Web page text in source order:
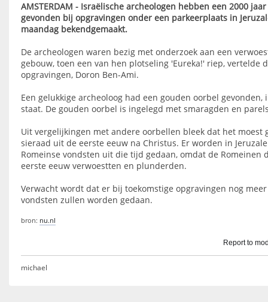
AMSTERDAM - Israëlische archeologen hebben een 2000
gevonden bij opgravingen onder een parkeerplaats in
maandag bekendgemaakt.
De archeologen waren bezig met onderzoek aan een
gebouw, toen een van hen plotseling 'Eureka!' riep, vertelde
opgravingen, Doron Ben-Ami.
Een gelukkige archeoloog had een gouden oorbel gevonden,
staat. De gouden oorbel is ingelegd met smaragden en
Uit vergelijkingen met andere oorbellen bleek dat het moest
sieraad uit de eerste eeuw na Christus. Er worden in
Romeinse vondsten uit die tijd gedaan, omdat de Romeinen
eerste eeuw verwoestten en plunderden.
Verwacht wordt dat er bij toekomstige opgravingen nog
vondsten zullen worden gedaan.
bron: nu.nl
Report to
michael